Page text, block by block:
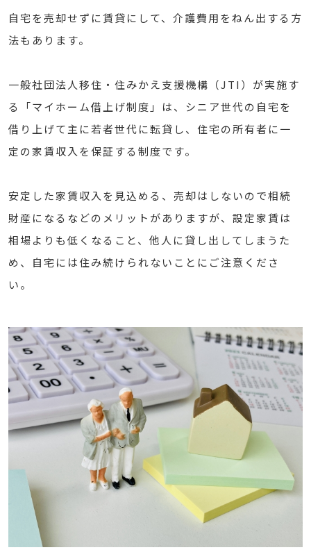
自宅を売却せずに賃貸にして、介護費用をねん出する方
法もあります。
一般社団法人移住・住みかえ支援機構（JTI）が実施す
る「マイホーム借上げ制度」は、シニア世代の自宅を
借り上げて主に若者世代に転貸し、住宅の所有者に一
定の家賃収入を保証する制度です。
安定した家賃収入を見込める、売却はしないので相続
財産になるなどのメリットがありますが、設定家賃は
相場よりも低くなること、他人に貸し出してしまうた
め、自宅には住み続けられないことにご注意くださ
い。